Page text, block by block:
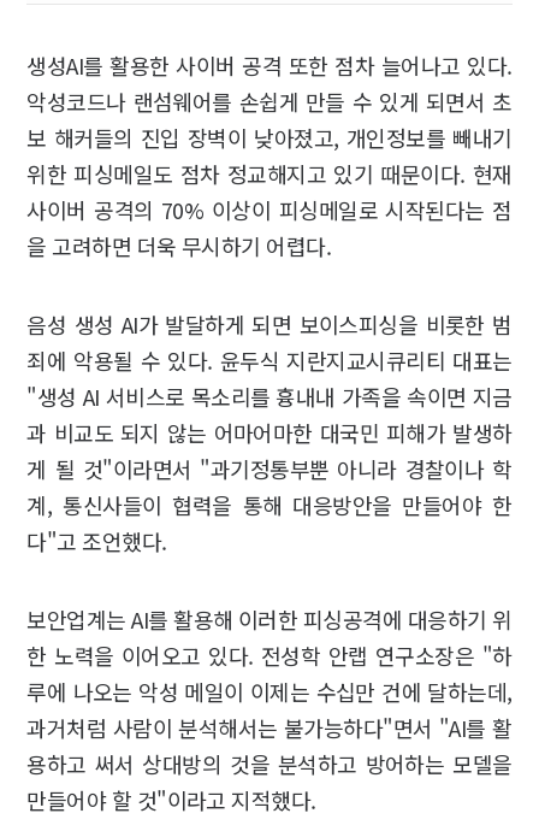
생성AI를 활용한 사이버 공격 또한 점차 늘어나고 있다.
악성코드나 랜섬웨어를 손쉽게 만들 수 있게 되면서 초
보 해커들의 진입 장벽이 낮아졌고, 개인정보를 빼내기
위한 피싱메일도 점차 정교해지고 있기 때문이다. 현재
사이버 공격의 70% 이상이 피싱메일로 시작된다는 점
을 고려하면 더욱 무시하기 어렵다.
음성 생성 AI가 발달하게 되면 보이스피싱을 비롯한 범
죄에 악용될 수 있다. 윤두식 지란지교시큐리티 대표는
"생성 AI 서비스로 목소리를 흉내내 가족을 속이면 지금
과 비교도 되지 않는 어마어마한 대국민 피해가 발생하
게 될 것"이라면서 "과기정통부뿐 아니라 경찰이나 학
계, 통신사들이 협력을 통해 대응방안을 만들어야 한
다"고 조언했다.
보안업계는 AI를 활용해 이러한 피싱공격에 대응하기 위
한 노력을 이어오고 있다. 전성학 안랩 연구소장은 "하
루에 나오는 악성 메일이 이제는 수십만 건에 달하는데,
과거처럼 사람이 분석해서는 불가능하다"면서 "AI를 활
용하고 써서 상대방의 것을 분석하고 방어하는 모델을
만들어야 할 것"이라고 지적했다.